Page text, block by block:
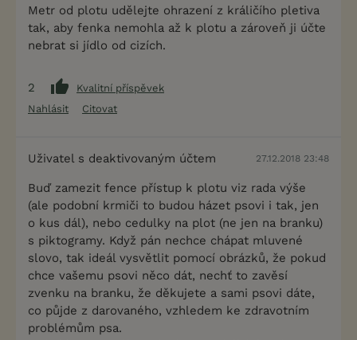
Metr od plotu udělejte ohrazení z králičího pletiva
tak, aby fenka nemohla až k plotu a zároveň ji účte
nebrat si jídlo od cizích.
2
Kvalitní příspěvek
Nahlásit
Citovat
Uživatel s deaktivovaným účtem 27.12.2018 23:48
Buď zamezit fence přístup k plotu viz rada výše
(ale podobní krmiči to budou házet psovi i tak, jen
o kus dál), nebo cedulky na plot (ne jen na branku)
s piktogramy. Když pán nechce chápat mluvené
slovo, tak ideál vysvětlit pomocí obrázků, že pokud
chce vašemu psovi něco dát, nechť to zavěsí
zvenku na branku, že děkujete a sami psovi dáte,
co půjde z darovaného, vzhledem ke zdravotním
problémům psa.